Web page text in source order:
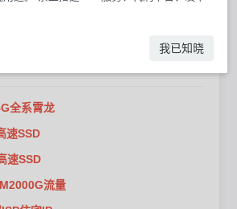
4核4G
全系霄龙
速SSD
速SSD
流量
我已知晓